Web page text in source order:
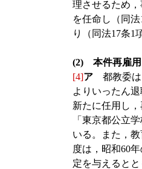
理させるため
を任命し（同
り（同法17条1
(2) 本件再雇用
[4]ア 都教委は
よりいったん
新たに任用し
「東京都公立
いる。また，
度は，昭和60
定を与えると